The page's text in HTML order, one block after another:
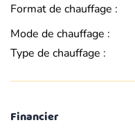
Format de chauffage :
Mode de chauffage :
Type de chauffage :
Financier